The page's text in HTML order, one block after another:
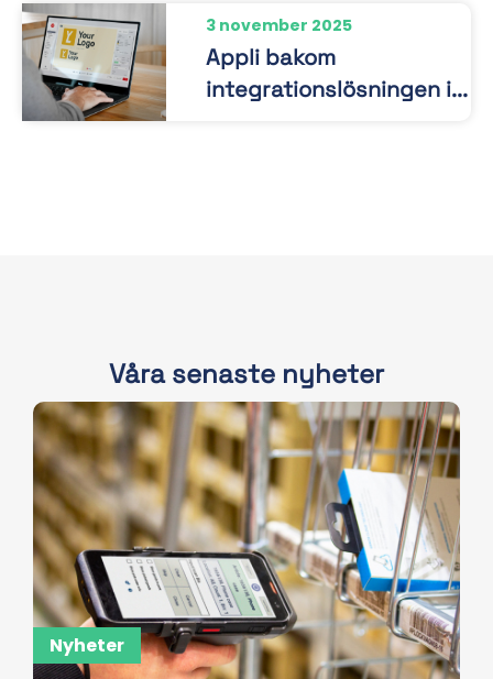
3 november 2025
Appli bakom
integrationslösningen i...
Våra senaste nyheter
Nyheter